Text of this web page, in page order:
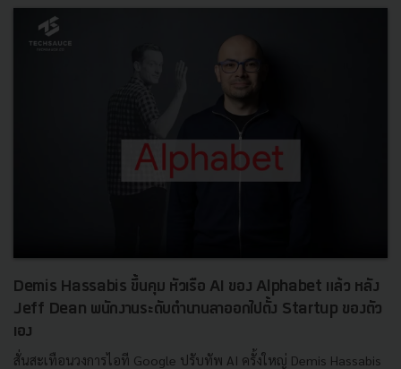
Demis Hassabis ขึ้นคุม หัวเรือ AI ของ Alphabet แล้ว หลัง
Jeff Dean พนักงานระดับตำนานลาออกไปตั้ง Startup ของตัว
เอง
สั่นสะเทือนวงการไอที Google ปรับทัพ AI ครั้งใหญ่ Demis Hassabis